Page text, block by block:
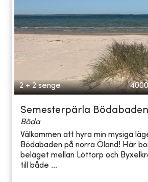
2 + 2 senge
Semesterpärla Bödabaden
Böda
Välkommen att hyra min mysiga
Bödabaden på norra Öland! Här
beläget mellan Löttorp och
till både ...